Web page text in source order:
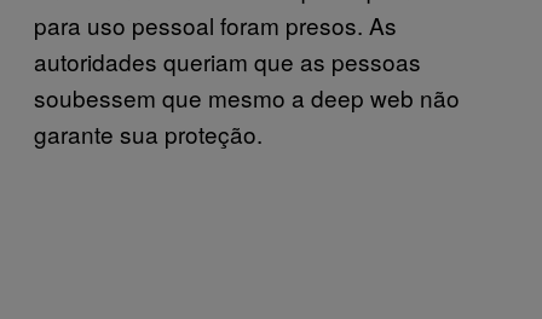
para uso pessoal foram presos. As
autoridades queriam que as pessoas
soubessem que mesmo a deep web não
garante sua proteção.